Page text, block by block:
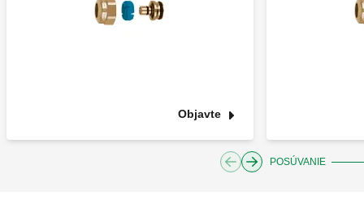
Objavte
POSÚVANIE